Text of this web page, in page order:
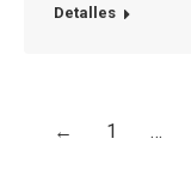
Detalles
← 1 …